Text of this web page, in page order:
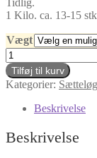
Tidlig.
1 Kilo. ca. 13-15
Vægt
Læggekartofler
Marabel
1-
2
Tilføj til kurv
Kategorier:
Beskrivelse
Beskrivelse